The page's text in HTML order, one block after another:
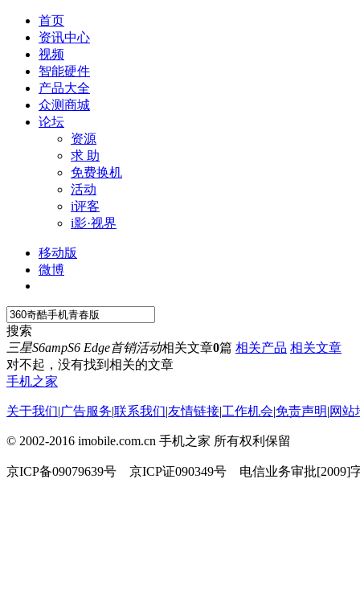
首页
资讯中心
视频
智能硬件
产品大全
众测商城
论坛
资源
求 助
免费换机
活动
i评客
i影·视界
移动版
微博
搜索
三星S6ampS6 Edge首销活动相关文章0篇 相关产品 相关文章
对不起，没有找到相关的文章
手机之家
关于我们|广告服务|联系我们|友情链接|工作机会|免责声明|网站
© 2002-2016 imobile.com.cn 手机之家 所有权利保留
京ICP备09079639号 京ICP证090349号 电信业务审批[2009]